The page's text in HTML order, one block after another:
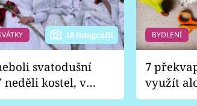
10 fotografií
svatodušní
neděli kostel, v
BYDLENÍ
7
využít